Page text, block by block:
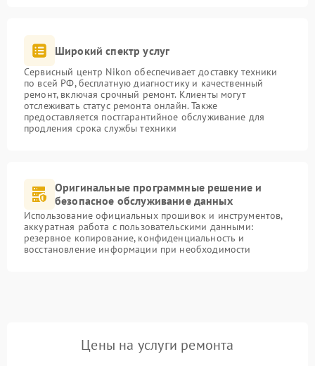
Широкий спектр услуг
Сервисный центр Nikon обеспечивает доставку техники
по всей РФ, бесплатную диагностику и качественный
ремонт, включая срочный ремонт. Клиенты могут
отслеживать статус ремонта онлайн. Также
предоставляется постгарантийное обслуживание для
продления срока службы техники
Оригинальные программные решение и
безопасное обслуживание данных
Использование официальных прошивок и инструментов,
аккуратная работа с пользовательскими данными:
резервное копирование, конфиденциальность и
восстановление информации при необходимости
Цены на услуги ремонта